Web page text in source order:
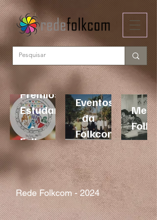
Prêmios
Estudantis
-
Folkcom
Eventos
da
Folkcom
Rede Folkcom - 2024